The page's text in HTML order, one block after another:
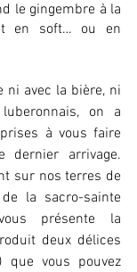
le gingembre à la
en soft… ou en
ni avec la bière, ni
on a
à vous faire
dernier arrivage.
sur nos terres de
la sacro-sainte
deux délices
que vous pouvez